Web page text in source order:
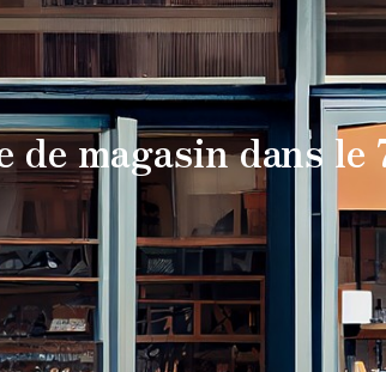
magasin dans le